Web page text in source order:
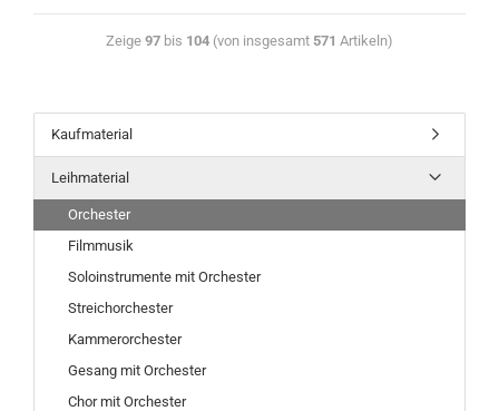
Zeige 97 bis 104 (von insgesamt 571 Artikeln)
Kaufmaterial
Leihmaterial
Orchester
Filmmusik
Soloinstrumente mit Orchester
Streichorchester
Kammerorchester
Gesang mit Orchester
Chor mit Orchester